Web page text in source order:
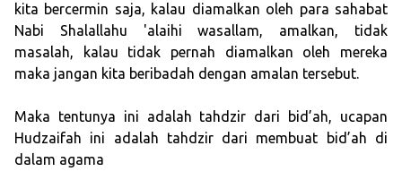
kita bercermin saja, kalau diamalkan oleh para sahabat
Nabi Shalallahu 'alaihi wasallam, amalkan, tidak
masalah, kalau tidak pernah diamalkan oleh mereka
maka jangan kita beribadah dengan amalan tersebut.
Maka tentunya ini adalah tahdzir dari bid’ah, ucapan
Hudzaifah ini adalah tahdzir dari membuat bid’ah di
dalam agama